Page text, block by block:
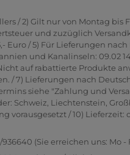
/ 2) Gilt nur von Montag bis
und zuzüglich
Euro / 5) Für Lieferungen
und Kanalinseln: 09.02
auf rabattierte Produkte
/ 7) Lieferungen nach
siehe "Zahlung und
Schweiz, Liechtenstein,
vorausgesetzt / 10) Lieferzeit:
(Sie erreichen uns: Mo -